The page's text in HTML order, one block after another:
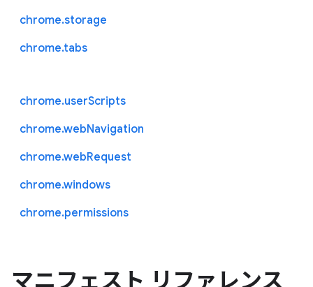
chrome.storage
chrome.tabs
chrome.userScripts
chrome.webNavigation
chrome.webRequest
chrome.windows
chrome.permissions
マニフェスト リファレンス